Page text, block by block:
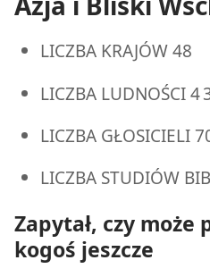
LICZBA KRAJÓW 48
LICZBA LUDNOŚCI 4
LICZBA GŁOSICIELI
LICZBA STUDIÓW
Zapytał, czy może
kogoś jeszcze